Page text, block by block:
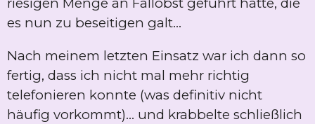
riesigen Menge an Fallobst geführt hatte, die
es nun zu beseitigen galt...
Nach meinem letzten Einsatz war ich dann so
fertig, dass ich nicht mal mehr richtig
telefonieren konnte (was definitiv nicht
häufig vorkommt)... und krabbelte schließlich